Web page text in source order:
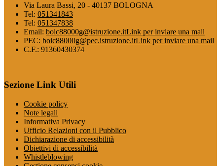
Via Laura Bassi, 20 - 40137 BOLOGNA
Tel: 051341843
Tel: 051347838
Email: boic88000g@istruzione.itLink per inviare una mail
PEC: boic88000g@pec.istruzione.itLink per inviare una mail
C.F.: 91360430374
Sezione Link Utili
Cookie policy
Note legali
Informativa Privacy
Ufficio Relazioni con il Pubblico
Dichiarazione di accessibilità
Obiettivi di accessibilità
Whistleblowing